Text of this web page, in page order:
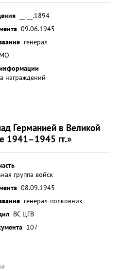
__.__.1894
09.06.1945
генерал
награждений
Германией в Великой
1941–1945 гг.»
группа войск
08.09.1945
генерал-полковник
ВС ЦГВ
107